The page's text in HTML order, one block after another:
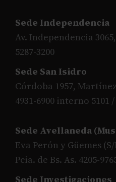
Sede Independencia
Av. Independencia
5287-3200
Sede San Isidro
Córdoba 1957,
4931-6900 interno 5101 /
Sede Avellaneda
Eva Perón y Güemes
Pcia. de Bs. As. 4205-
Sede Investigaciones